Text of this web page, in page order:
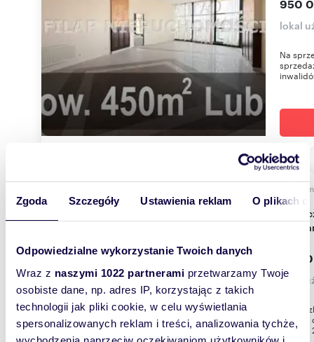
Zgoda Szczegóły Ustawienia reklam O plikach
Odpowiedzialne wykorzystanie Twoich danych
Wraz z naszymi 1022 partnerami przetwarzamy Twoje
osobiste dane, np. adres IP, korzystając z takich
technologii jak pliki cookie, w celu wyświetlania
spersonalizowanych reklam i treści, analizowania tychże,
950
lokal
Na
m
3
lokal
Obiekt
oddany
otwarty